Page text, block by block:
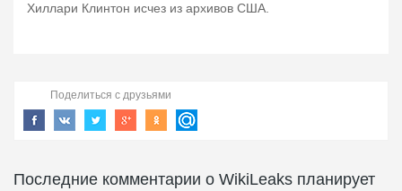
Хиллари Клинтон исчез из архивов США.
Поделиться с друзьями
Последние комментарии о WikiLeaks планирует